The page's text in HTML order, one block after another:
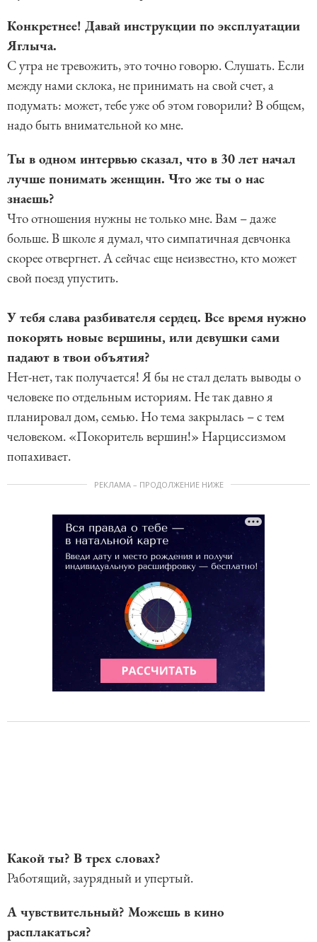
Конкретнее! Давай инструкции по эксплуатации
Яглыча.
С утра не тревожить, это точно говорю. Слушать. Если
между нами склока, не принимать на свой счет, а
подумать: может, тебе уже об этом говорили? В общем,
надо быть внимательной ко мне.
Ты в одном интервью сказал, что в 30 лет начал
лучше понимать женщин. Что же ты о нас
знаешь?
Что отношения нужны не только мне. Вам – даже
больше. В школе я думал, что симпатичная девчонка
скорее отвергнет. А сейчас еще неизвестно, кто может
свой поезд упустить.
У тебя слава разбивателя сердец. Все время нужно
покорять новые вершины, или девушки сами
падают в твои объятия?
Нет-нет, так получается! Я бы не стал делать выводы о
человеке по отдельным историям. Не так давно я
планировал дом, семью. Но тема закрылась – с тем
человеком. «Покоритель вершин!» Нарциссизмом
попахивает.
РЕКЛАМА – ПРОДОЛЖЕНИЕ НИЖЕ
Какой ты? В трех словах?
Работящий, заурядный и упертый.
А чувствительный? Можешь в кино
расплакаться?